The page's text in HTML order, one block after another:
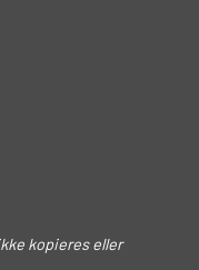
kopieres eller